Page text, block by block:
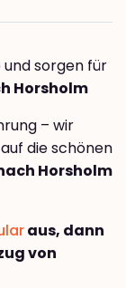
sorgen für
Horsholm
– wir
die schönen
Horsholm
aus, dann
von